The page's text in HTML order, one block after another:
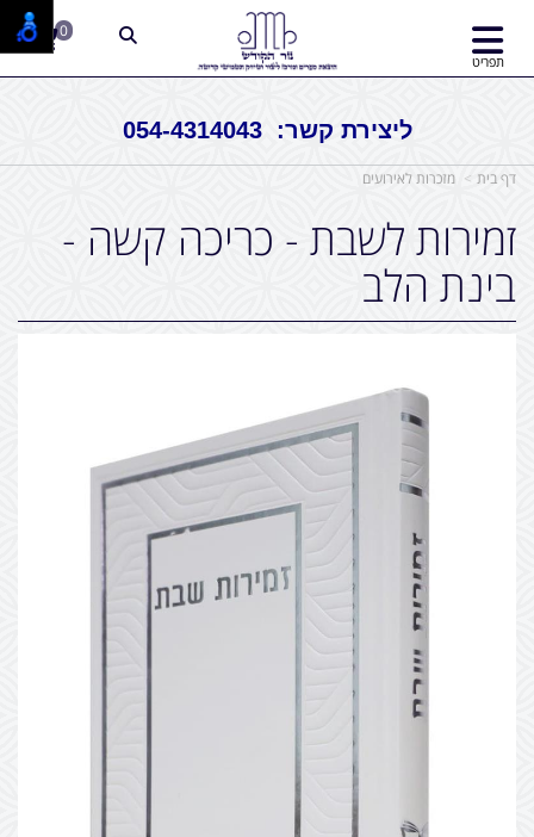
ליצירת קשר: 054-4314043
תפריט
0
דף בית מזכרות לאירועים
זמירות לשבת - כריכה קשה -
בינת הלב